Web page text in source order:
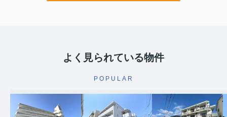
よく見られている物件
POPULAR